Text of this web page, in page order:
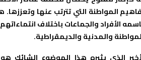
المواطنة التي تترتب عنها
الأفراد والجماعات باختلاف
والمدنية والديمقراطية.
الذي يثيره هذا الموضوع الشائك